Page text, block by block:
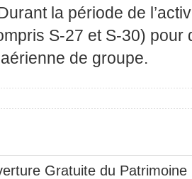
la période de
S-27 et S-30) pour
de groupe.
Gratuite du